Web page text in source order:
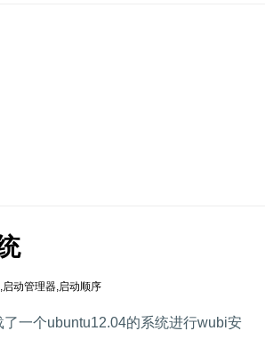
,启动管理器,启动顺序
一个ubuntu12.04的系统进行wubi安